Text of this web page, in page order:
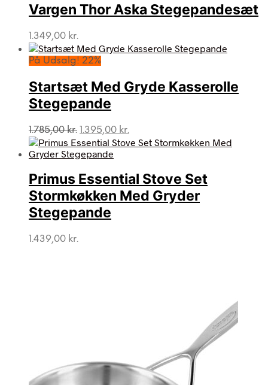
Vargen Thor Aska Stegepandesæt
1.349,00 kr.
På Udsalg! 22%
Startsæt Med Gryde Kasserolle
Stegepande
1.785,00kr. Den
oprindelige
pris
1.785,00 kr..
1.395,00 kr.
aktuelle
1.395,00 kr..
Primus Essential Stove Set
Stormkøkken Med Gryder
Stegepande
1.439,00 kr.